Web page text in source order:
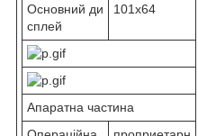
Основний ди
сплей
101x64
Апаратна частина